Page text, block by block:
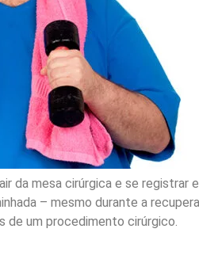
da mesa cirúrgica e se
– mesmo durante a
de um procedimento cirúrgico.